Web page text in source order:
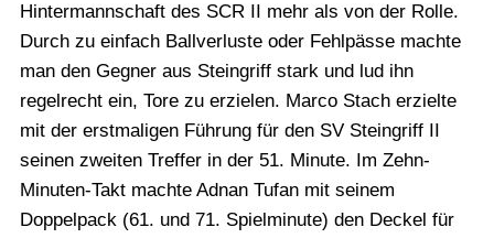
Hintermannschaft des SCR II mehr als von der Rolle.
Durch zu einfach Ballverluste oder Fehlpässe machte
man den Gegner aus Steingriff stark und lud ihn
regelrecht ein, Tore zu erzielen. Marco Stach erzielte
mit der erstmaligen Führung für den SV Steingriff II
seinen zweiten Treffer in der 51. Minute. Im Zehn-
Minuten-Takt machte Adnan Tufan mit seinem
Doppelpack (61. und 71. Spielminute) den Deckel für